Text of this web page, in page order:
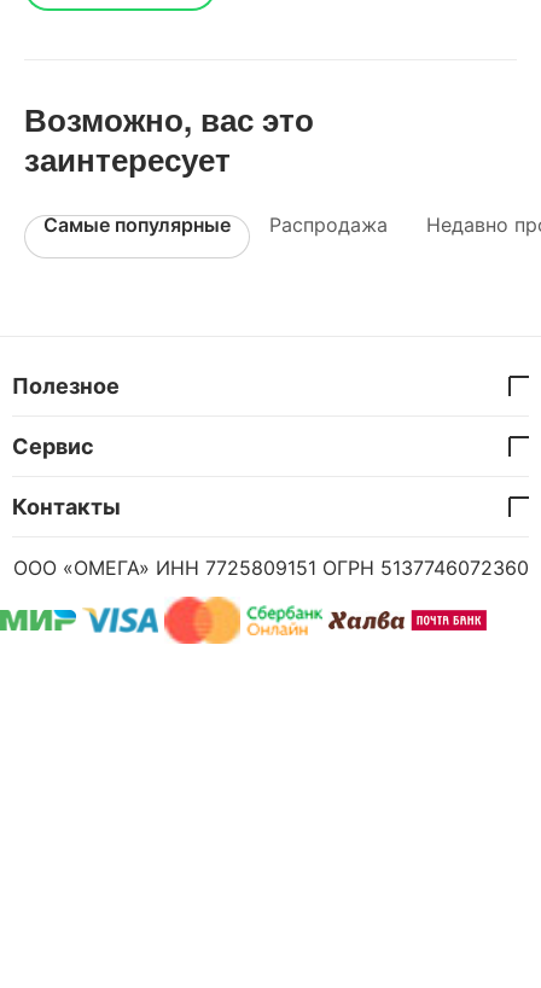
Возможно, вас это
заинтересует
Самые популярные Распродажа Недавно
Полезное
Сервис
Контакты
ООО «ОМЕГА» ИНН 7725809151 ОГРН 5137746072360